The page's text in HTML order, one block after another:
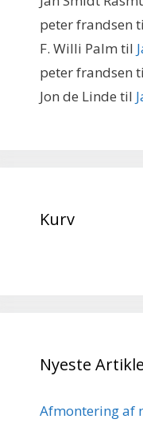
peter frandsen
F. Willi Palm til
peter frandsen
Jon de Linde til
Kurv
Nyeste
Afmontering af